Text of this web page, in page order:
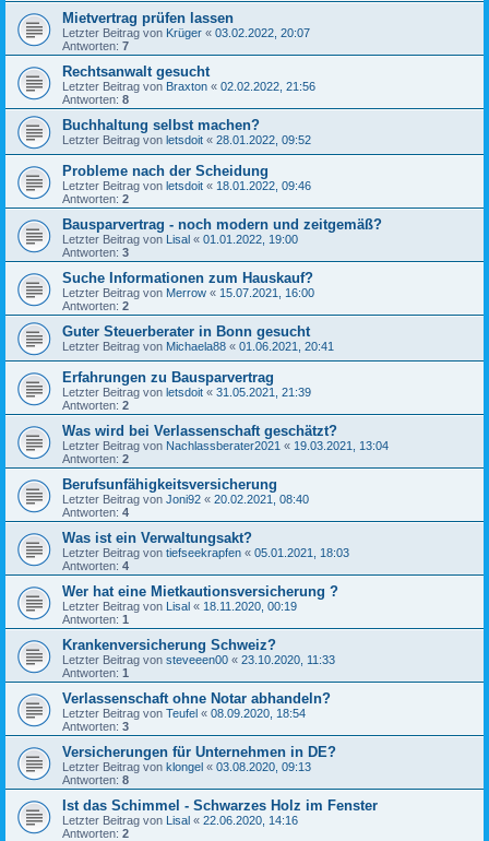
Mietvertrag prüfen lassen
Letzter Beitrag von Krüger « 03.02.2022, 20:07
Antworten: 7
Rechtsanwalt gesucht
Letzter Beitrag von Braxton « 02.02.2022, 21:56
Antworten: 8
Buchhaltung selbst machen?
Letzter Beitrag von letsdoit « 28.01.2022, 09:52
Probleme nach der Scheidung
Letzter Beitrag von letsdoit « 18.01.2022, 09:46
Antworten: 2
Bausparvertrag - noch modern und zeitgemäß?
Letzter Beitrag von Lisal « 01.01.2022, 19:00
Antworten: 3
Suche Informationen zum Hauskauf?
Letzter Beitrag von Merrow « 15.07.2021, 16:00
Antworten: 2
Guter Steuerberater in Bonn gesucht
Letzter Beitrag von Michaela88 « 01.06.2021, 20:41
Erfahrungen zu Bausparvertrag
Letzter Beitrag von letsdoit « 31.05.2021, 21:39
Antworten: 2
Was wird bei Verlassenschaft geschätzt?
Letzter Beitrag von Nachlassberater2021 « 19.03.2021, 13:04
Antworten: 2
Berufsunfähigkeitsversicherung
Letzter Beitrag von Joni92 « 20.02.2021, 08:40
Antworten: 4
Was ist ein Verwaltungsakt?
Letzter Beitrag von tiefseekrapfen « 05.01.2021, 18:03
Antworten: 4
Wer hat eine Mietkautionsversicherung ?
Letzter Beitrag von Lisal « 18.11.2020, 00:19
Antworten: 1
Krankenversicherung Schweiz?
Letzter Beitrag von steveeen00 « 23.10.2020, 11:33
Antworten: 1
Verlassenschaft ohne Notar abhandeln?
Letzter Beitrag von Teufel « 08.09.2020, 18:54
Antworten: 3
Versicherungen für Unternehmen in DE?
Letzter Beitrag von klongel « 03.08.2020, 09:13
Antworten: 8
Ist das Schimmel - Schwarzes Holz im Fenster
Letzter Beitrag von Lisal « 22.06.2020, 14:16
Antworten: 2